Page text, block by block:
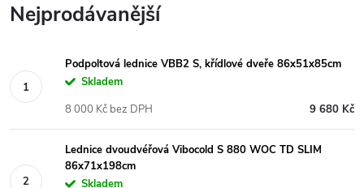
Nejprodávanější
Podpoltová lednice VBB2 S, křídlové dveře 86x51x85cm
Skladem
9 680 Kč
8 000 Kč bez DPH
Lednice dvoudvéřová Vibocold S 880 WOC TD SLIM
86x71x198cm
Skladem